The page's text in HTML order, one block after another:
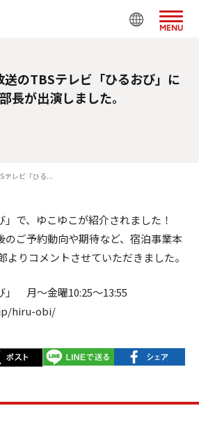
MENU
のTBSテレビ「ひるおび」に
長が出演しました。
テレビ「ひる...
で、ゆこゆこが紹介されました！
のご予約動向や期待など、宿泊事業本
りコメントさせていただきました。
」 月～金曜10:25～13:55
hiru-obi/